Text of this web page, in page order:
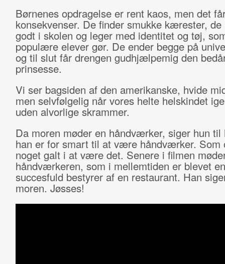
Børnenes opdragelse er rent kaos, men det
konsekvenser. De finder smukke kærester,
godt i skolen og leger med identitet og tøj,
populære elever gør. De ender begge på
og til slut får drengen gudhjælpemig den
prinsesse.
Vi ser bagsiden af den amerikanske, hvide
men selvfølgelig når vores helte helskindet
uden alvorlige skrammer.
Da moren møder en håndværker, siger hun til
han er for smart til at være håndværker. Som
noget galt i at være det. Senere i filmen
håndværkeren, som i mellemtiden er blevet en
succesfuld bestyrer af en restaurant. Han
moren. Jøsses!